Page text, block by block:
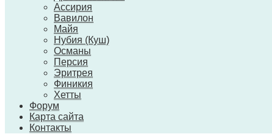
Ассирия
Вавилон
Майя
Нубия (Куш)
Османы
Персия
Эритрея
Финикия
Хетты
Форум
Карта сайта
Контакты